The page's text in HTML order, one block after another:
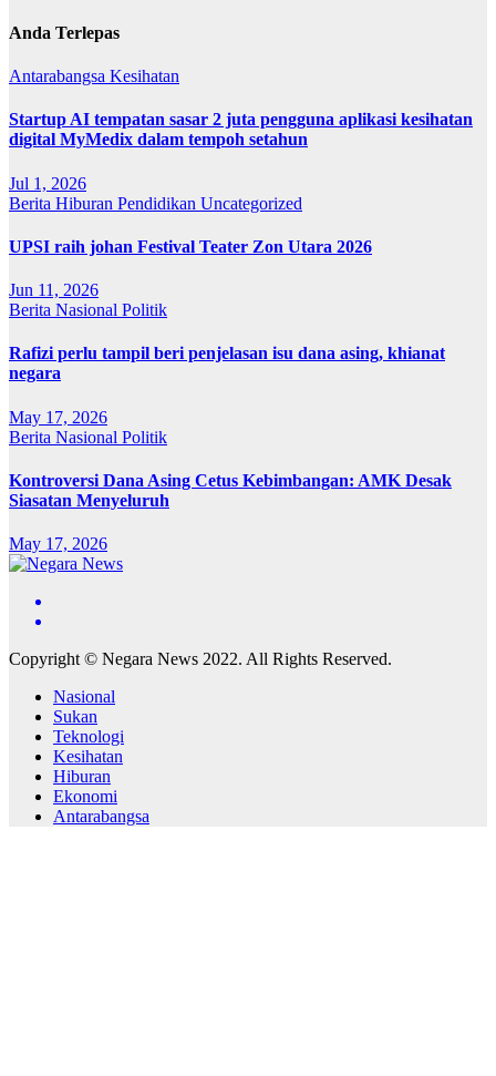
Anda Terlepas
Antarabangsa Kesihatan
Startup AI tempatan sasar 2 juta pengguna aplikasi kesihatan
digital MyMedix dalam tempoh setahun
Jul 1, 2026
Berita Hiburan Pendidikan Uncategorized
UPSI raih johan Festival Teater Zon Utara 2026
Jun 11, 2026
Berita Nasional Politik
Rafizi perlu tampil beri penjelasan isu dana asing, khianat
negara
May 17, 2026
Berita Nasional Politik
Kontroversi Dana Asing Cetus Kebimbangan: AMK Desak
Siasatan Menyeluruh
May 17, 2026
Copyright © Negara News 2022. All Rights Reserved.
Nasional
Sukan
Teknologi
Kesihatan
Hiburan
Ekonomi
Antarabangsa